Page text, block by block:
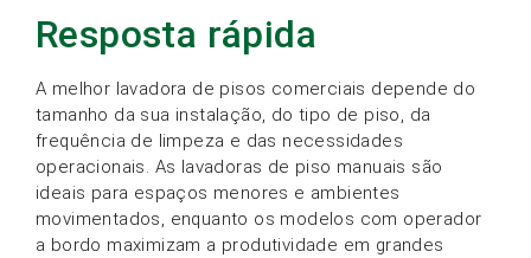
Resposta rápida
A melhor lavadora de pisos comerciais depende do
tamanho da sua instalação, do tipo de piso, da
frequência de limpeza e das necessidades
operacionais. As lavadoras de piso manuais são
ideais para espaços menores e ambientes
movimentados, enquanto os modelos com operador
a bordo maximizam a produtividade em grandes